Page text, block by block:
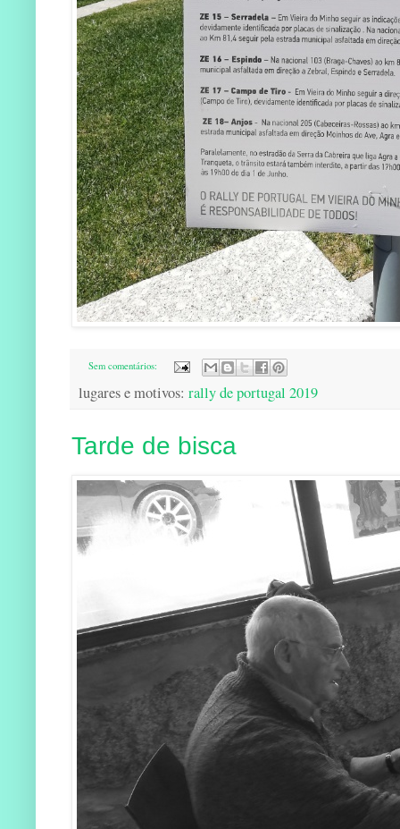
Sem comentários:
lugares e motivos: rally de portugal 2019
Tarde de bisca